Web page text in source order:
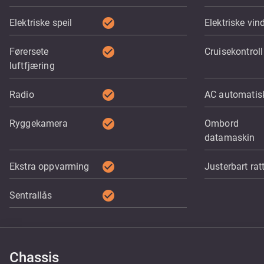
Elektriske speil check_circle Elektriske
Førersete
luftfjæring
check_circle Cruisekontroll
Radio check_circle AC
Ryggekamera check_circle
Ombord
datamaskin
Ekstra oppvarming check_circle Justerbart ratt
Sentrallås check_circle
Chassis